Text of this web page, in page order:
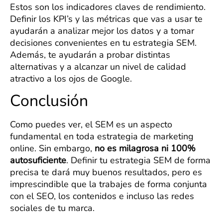
Estos son los indicadores claves de rendimiento.
Definir los KPI’s y las métricas que vas a usar te
ayudarán a analizar mejor los datos y a tomar
decisiones convenientes en tu estrategia SEM.
Además, te ayudarán a probar distintas
alternativas y a alcanzar un nivel de calidad
atractivo a los ojos de Google.
Conclusión
Como puedes ver, el SEM es un aspecto
fundamental en toda estrategia de marketing
online. Sin embargo, no es milagrosa ni 100%
autosuficiente. Definir tu estrategia SEM de forma
precisa te dará muy buenos resultados, pero es
imprescindible que la trabajes de forma conjunta
con el SEO, los contenidos e incluso las redes
sociales de tu marca.